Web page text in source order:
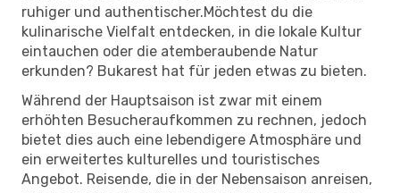
ruhiger und authentischer.Möchtest du die
kulinarische Vielfalt entdecken, in die lokale Kultur
eintauchen oder die atemberaubende Natur
erkunden? Bukarest hat für jeden etwas zu bieten.
Während der Hauptsaison ist zwar mit einem
erhöhten Besucheraufkommen zu rechnen, jedoch
bietet dies auch eine lebendigere Atmosphäre und
ein erweitertes kulturelles und touristisches
Angebot. Reisende, die in der Nebensaison anreisen,